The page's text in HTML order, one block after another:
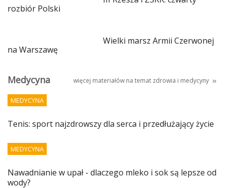
rozbiór Polski
Wielki marsz Armii Czerwonej
na Warszawę
Medycyna więcej materiałów na temat zdrowia i medycyny
MEDYCYNA
Tenis: sport najzdrowszy dla serca i przedłużający życie
MEDYCYNA
Nawadnianie w upał - dlaczego mleko i sok są lepsze od
wody?